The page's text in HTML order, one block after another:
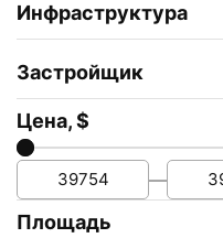
Инфраструктура
Застройщик
Цена, $
—
Площадь